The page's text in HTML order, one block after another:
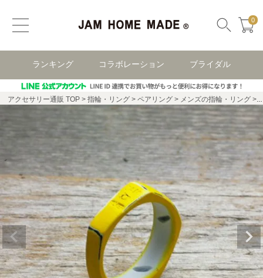
0
ランキング コラボレーション ブライダル
アクセサリー通販 TOP 指輪・リング ペアリング メンズの指輪・リング